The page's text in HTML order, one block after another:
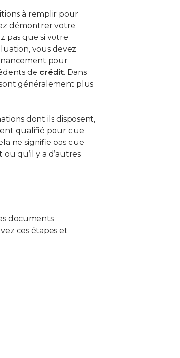
à remplir pour
démontrer votre
pas que si votre
vous devez
pour
de crédit. Dans
généralement plus
dont ils disposent,
qualifié pour que
ne signifie pas que
qu’il y a d’autres
documents
ces étapes et